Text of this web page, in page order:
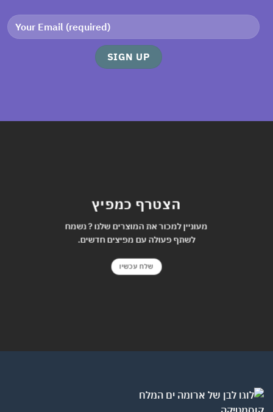
הצטרף כמפיץ
מעוניין למכור את המוצרים שלנו ? נשמח
לשתף פעולה עם מפיצים חדשים.
שלח עכשיו